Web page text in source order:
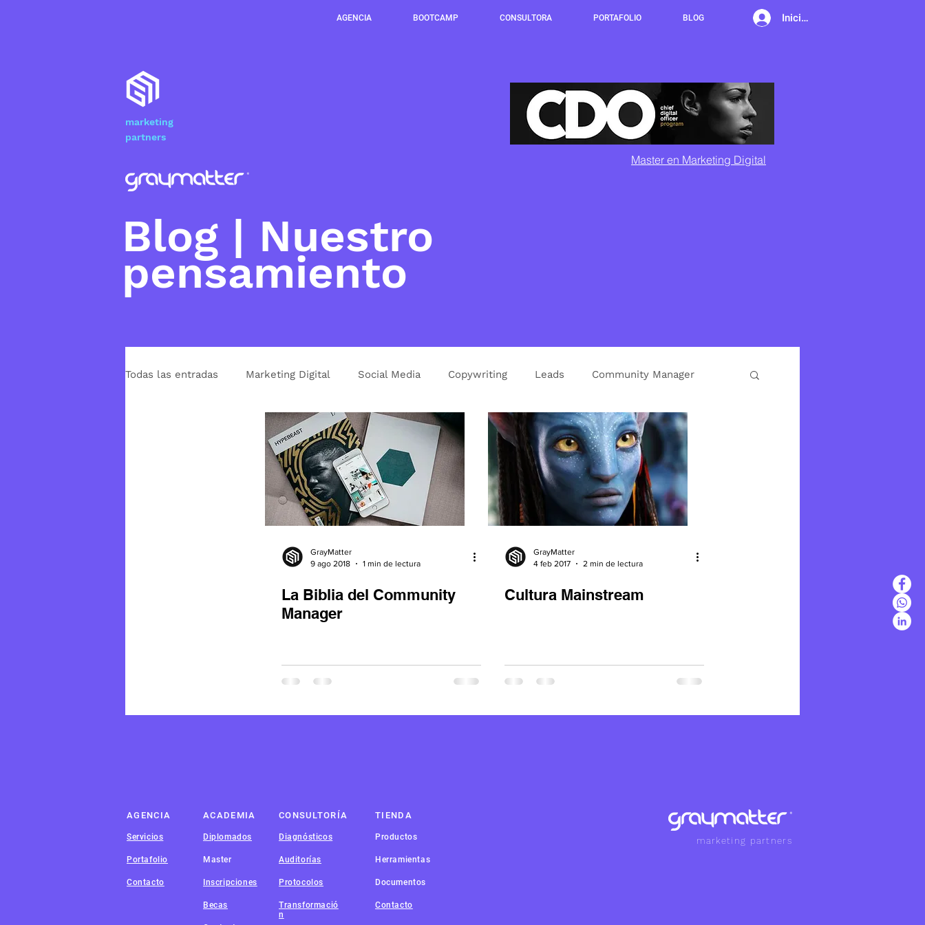
AGENCIA BOOTCAMP CONSULTORA PORTAFOLIO BLOG Iniciar sesión
marketing
partners
Master en Marketing Digital
Blog | Nuestro
pensamiento
Todas las entradas Marketing Digital Social Media Copywriting Leads Community Manager
Redes Sociales Branding Logotipo Modelo de Negocio Generación de Contenido
GrayMatter
9 ago 2018
1 min de lectura
La Biblia del Community
Manager
GrayMatter
4 feb 2017
2 min de lectura
Cultura Mainstream
AGENCIA
Servicios
Portafolio
Contacto
ACADEMIA
Diplomados
Master
Inscripciones
Becas
CONSULTORÍA
Diagnósticos
Auditorías
Protocolos
Transformació
n
TIENDA
Productos
Herramientas
Documentos
Contacto
marketing partners